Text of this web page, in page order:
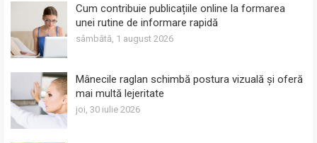
Cum contribuie publicațiile online la formarea
unei rutine de informare rapidă
sâmbătă, 1 august 2026
Mânecile raglan schimbă postura vizuală și oferă
mai multă lejeritate
joi, 30 iulie 2026